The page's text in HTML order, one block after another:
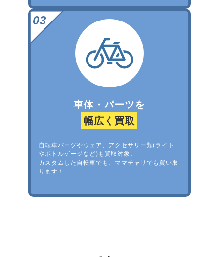
車体・パーツを
幅広く買取
自転車パーツやウェア、アクセサリー類(ライト
やボトルゲージなど)も買取対象。
カスタムした自転車でも、ママチャリでも買い取
ります！